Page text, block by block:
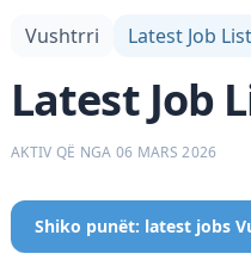
Vushtrri Latest Job
Latest Job
AKTIV QË NGA 06 MARS 2026
Shiko punët: latest jobs